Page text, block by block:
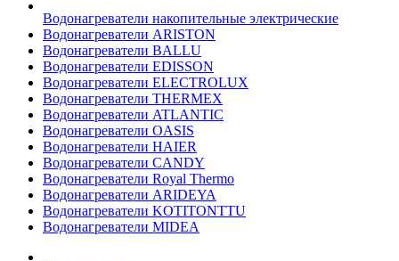
Водонагреватели накопительные электрические
Водонагреватели ARISTON
Водонагреватели BALLU
Водонагреватели EDISSON
Водонагреватели ELECTROLUX
Водонагреватели THERMEX
Водонагреватели ATLANTIC
Водонагреватели OASIS
Водонагреватели HAIER
Водонагреватели CANDY
Водонагреватели Royal Thermo
Водонагреватели ARIDEYA
Водонагреватели KOTITONTTU
Водонагреватели MIDEA